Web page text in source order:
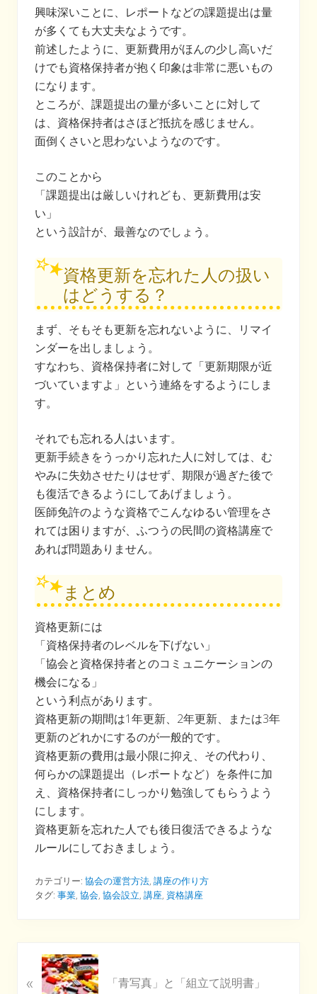
興味深いことに、レポートなどの課題提出は量
が多くても大丈夫なようです。
前述したように、更新費用がほんの少し高いだ
けでも資格保持者が抱く印象は非常に悪いもの
になります。
ところが、課題提出の量が多いことに対して
は、資格保持者はさほど抵抗を感じません。
面倒くさいと思わないようなのです。
このことから
「課題提出は厳しいけれども、更新費用は安
い」
という設計が、最善なのでしょう。
資格更新を忘れた人の扱い
はどうする？
まず、そもそも更新を忘れないように、リマイ
ンダーを出しましょう。
すなわち、資格保持者に対して「更新期限が近
づいていますよ」という連絡をするようにしま
す。
それでも忘れる人はいます。
更新手続きをうっかり忘れた人に対しては、む
やみに失効させたりはせず、期限が過ぎた後で
も復活できるようにしてあげましょう。
医師免許のような資格でこんなゆるい管理をさ
れては困りますが、ふつうの民間の資格講座で
あれば問題ありません。
まとめ
資格更新には
「資格保持者のレベルを下げない」
「協会と資格保持者とのコミュニケーションの
機会になる」
という利点があります。
資格更新の期間は1年更新、2年更新、または3年
更新のどれかにするのが一般的です。
資格更新の費用は最小限に抑え、その代わり、
何らかの課題提出（レポートなど）を条件に加
え、資格保持者にしっかり勉強してもらうよう
にします。
資格更新を忘れた人でも後日復活できるような
ルールにしておきましょう。
カテゴリー: 協会の運営方法, 講座の作り方
タグ: 事業, 協会, 協会設立, 講座, 資格講座
r
« 「青写真」と「組立て説明書」